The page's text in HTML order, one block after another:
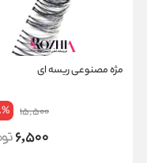
مژه مصنوعی ریسه ای
15,500
%
6,500